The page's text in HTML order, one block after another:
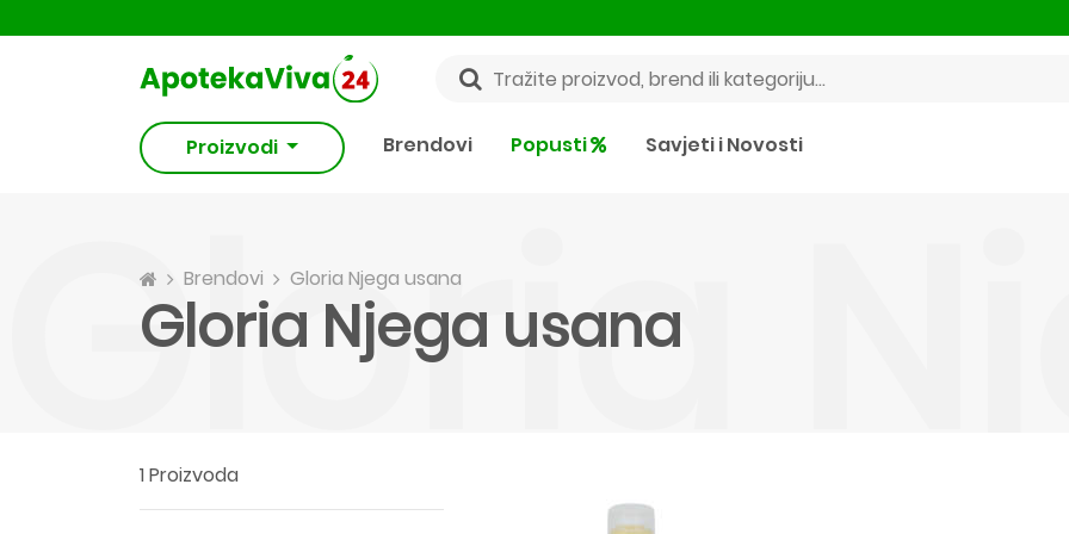
Proizvodi Brendovi Popusti Savjeti i Novosti
Brendovi Gloria Njega usana
Gloria Njega usana
Gloria
1 Proizvoda